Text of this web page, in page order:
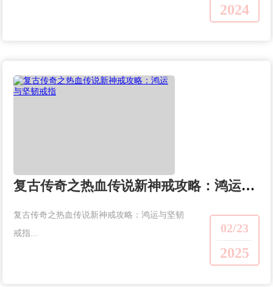
2024
复古传奇之热血传说新神戒攻略：鸿运与坚韧戒指
02/23
2025
复古传奇之热血传说新神戒攻略：鸿运与坚韧
戒指...